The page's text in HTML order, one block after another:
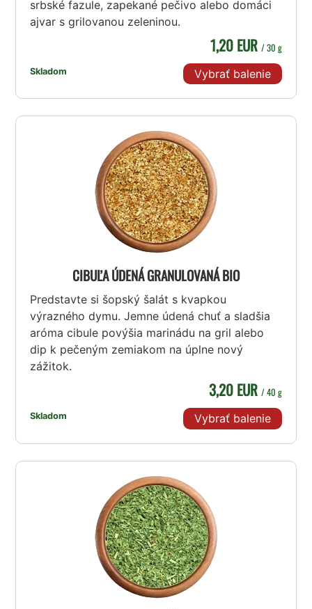
srbské fazule, zapekané pečivo alebo domáci
ajvar s grilovanou zeleninou.
Skladom
1,20 EUR / 30 g
Vybrať balenie
CIBUĽA ÚDENÁ GRANULOVANÁ BIO
Predstavte si šopský šalát s kvapkou
výrazného dymu. Jemne údená chuť a sladšia
aróma cibule povýšia marinádu na gril alebo
dip k pečeným zemiakom na úplne nový
zážitok.
Skladom
3,20 EUR / 40 g
Vybrať balenie